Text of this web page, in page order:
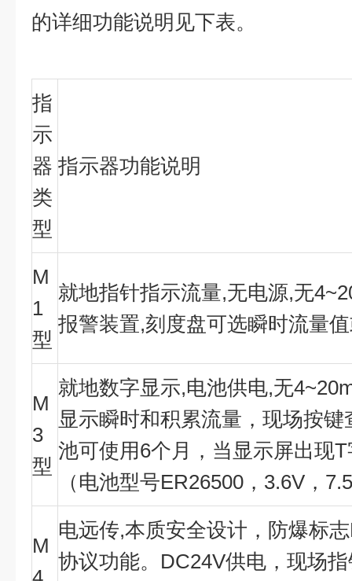
的详细功能说明见下表。
指
示
器
类
型
指示器功能说明
M
1
型
就地指针指示流量,无电源,无
报警装置,刻度盘可选瞬时流量
M
3
型
就地数字显示,电池供电,无
显示瞬时和积累流量，现场按
池可使用6个月，当显示屏出现T
（电池型号ER26500 ， 3.6V ，
M
电远传,本质安全设计，防爆标志
协议功能。 DC24V供电，现场